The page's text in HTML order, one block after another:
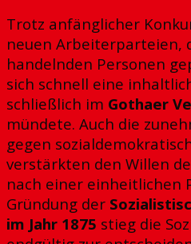
Trotz anfänglicher
neuen Arbeiterparteien,
handelnden Personen
sich schnell eine
schließlich im Gothaer
mündete. Auch die
gegen
verstärkten den Willen
nach einer einheitlichen
Gründung der
im Jahr 1875 stieg die